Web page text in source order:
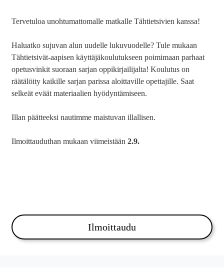
Tervetuloa unohtumattomalle matkalle Tähtietsivien kanssa!
Haluatko sujuvan alun uudelle lukuvuodelle? Tule mukaan
Tähtietsivät-aapisen käyttäjäkoulutukseen poimimaan parhaat
opetusvinkit suoraan sarjan oppikirjailijalta! Koulutus on
räätälöity kaikille sarjan parissa aloittaville opettajille. Saat
selkeät eväät materiaalien hyödyntämiseen.
Illan päätteeksi nautimme maistuvan illallisen.
Ilmoittauduthan mukaan viimeistään 2.9.